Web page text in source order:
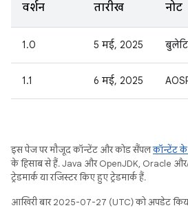
वर्शन तारीख नोट
1.0 5 मई, 2025
1.1 6 मई, 2025
इस पेज पर मौजूद कॉन्टेंट और कोड सैंपलकॉन्टेंट
के हिसाब से हैं. Java और OpenJDK, Oracle
ट्रेडमार्क या रजिस्टर किए हुए ट्रेडमार्क हैं.
आखिरी बार 2025-07-27 (UTC) को अपडेट